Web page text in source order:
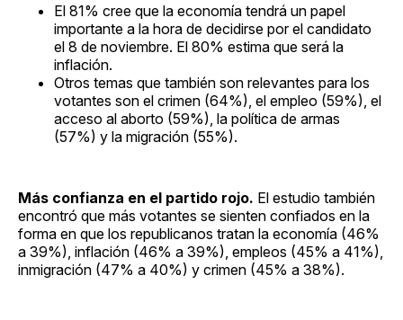
El 81% cree que la economía tendrá un papel
importante a la hora de decidirse por el candidato
el 8 de noviembre. El 80% estima que será la
inflación.
Otros temas que también son relevantes para los
votantes son el crimen (64%), el empleo (59%), el
acceso al aborto (59%), la política de armas
(57%) y la migración (55%).
Más confianza en el partido rojo. El estudio también
encontró que más votantes se sienten confiados en la
forma en que los republicanos tratan la economía (46%
a 39%), inflación (46% a 39%), empleos (45% a 41%),
inmigración (47% a 40%) y crimen (45% a 38%).